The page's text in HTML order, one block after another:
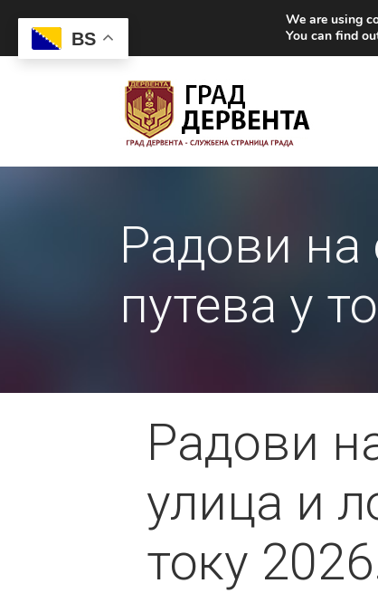
Радови
путева у
Радови
улица и
току
BS
We are using
You can find